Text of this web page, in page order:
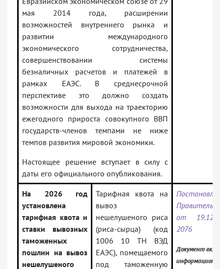
мая 2014 года, расширении
возможностей внутреннего рынка и
развитии международного
экономического сотрудничества,
совершенствовании системы
безналичных расчетов и платежей в
рамках ЕАЭС. В среднесрочной
перспективе это должно создать
возможности для выхода на траекторию
ежегодного прироста совокупного ВВП
государств-членов темпами не ниже
темпов развития мировой экономики.
Настоящее решение вступает в силу с
даты его официального опубликования.
На 2026 год
установлена
тарифная квота и
ставки вывозных
таможенных
пошлин на вывоз
нешелушеного
Тарифная квота на
вывоз
нешелушеного риса
(риса-сырца) (код
1006 10 ТН ВЭД
ЕАЭС), помещаемого
под таможенную
от
2076
Документ